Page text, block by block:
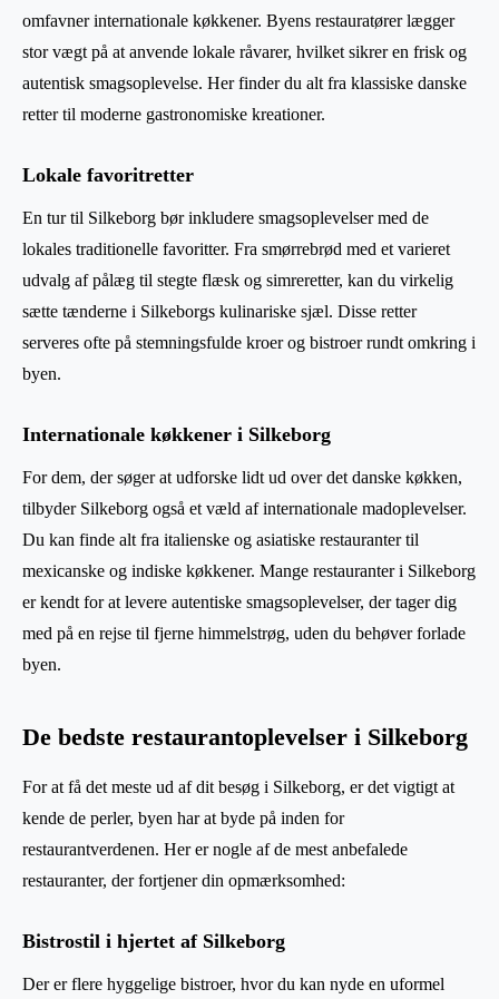
omfavner internationale køkkener. Byens restauratører lægger
stor vægt på at anvende lokale råvarer, hvilket sikrer en frisk og
autentisk smagsoplevelse. Her finder du alt fra klassiske danske
retter til moderne gastronomiske kreationer.
Lokale favoritretter
En tur til Silkeborg bør inkludere smagsoplevelser med de
lokales traditionelle favoritter. Fra smørrebrød med et varieret
udvalg af pålæg til stegte flæsk og simreretter, kan du virkelig
sætte tænderne i Silkeborgs kulinariske sjæl. Disse retter
serveres ofte på stemningsfulde kroer og bistroer rundt omkring i
byen.
Internationale køkkener i Silkeborg
For dem, der søger at udforske lidt ud over det danske køkken,
tilbyder Silkeborg også et væld af internationale madoplevelser.
Du kan finde alt fra italienske og asiatiske restauranter til
mexicanske og indiske køkkener. Mange restauranter i Silkeborg
er kendt for at levere autentiske smagsoplevelser, der tager dig
med på en rejse til fjerne himmelstrøg, uden du behøver forlade
byen.
De bedste restaurantoplevelser i Silkeborg
For at få det meste ud af dit besøg i Silkeborg, er det vigtigt at
kende de perler, byen har at byde på inden for
restaurantverdenen. Her er nogle af de mest anbefalede
restauranter, der fortjener din opmærksomhed:
Bistrostil i hjertet af Silkeborg
Der er flere hyggelige bistroer, hvor du kan nyde en uformel